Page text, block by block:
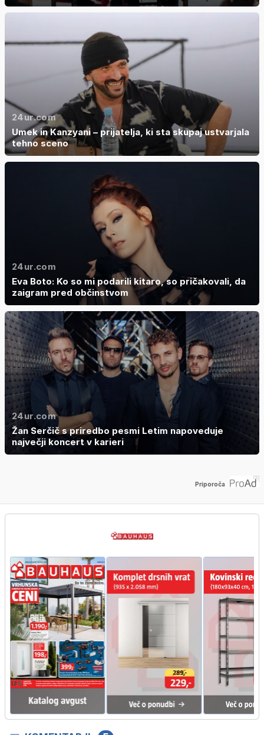
24ur.com
Umek in Kanzyani – prijatelja, ki sta skupaj ustvarjala
tehno sceno
24ur.com
Eva Boto: Ko so mi podarili kitaro, so pričakovali, da
zaigram pred občinstvom
24ur.com
Žan Serčič s priredbo pesmi Letim napoveduje
največji koncert v karieri
Priporoča